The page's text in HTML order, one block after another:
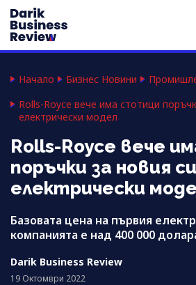
Начало Бизнес Новини
Rolls-Royce вече има стотици
електрически модел
Rolls-Royce вече
поръчки за новия си
електрически
Базовата цена на първия
компанията е над 400 000
Darik Business Review
19 Октомври 2022